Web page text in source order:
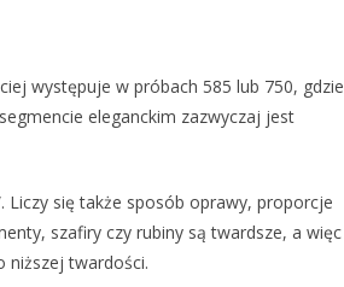
występuje w próbach 585 lub 750, gdzie
eleganckim zazwyczaj jest
Liczy się także sposób oprawy, proporcje
szafiry czy rubiny są twardsze, a więc
niższej twardości.